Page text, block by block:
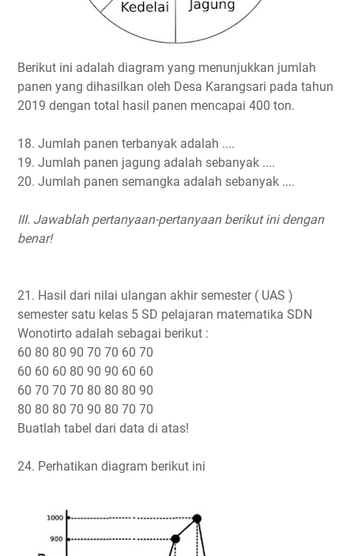
Berikut ini adalah diagram yang menunjukkan jumlah
panen yang dihasilkan oleh Desa Karangsari pada tahun
2019 dengan total hasil panen mencapai 400 ton.
18. Jumlah panen terbanyak adalah ....
19. Jumlah panen jagung adalah sebanyak ....
20. Jumlah panen semangka adalah sebanyak ....
III. Jawablah pertanyaan-pertanyaan berikut ini dengan
benar!
21. Hasil dari nilai ulangan akhir semester ( UAS )
semester satu kelas 5 SD pelajaran matematika SDN
Wonotirto adalah sebagai berikut :
60 80 80 90 70 70 60 70
60 60 60 80 90 90 60 60
60 70 70 70 80 80 80 90
80 80 80 70 90 80 70 70
Buatlah tabel dari data di atas!
24. Perhatikan diagram berikut ini